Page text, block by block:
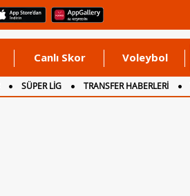
Canlı Skor Voleybol
SÜPER LİG TRANSFER HABERLERİ